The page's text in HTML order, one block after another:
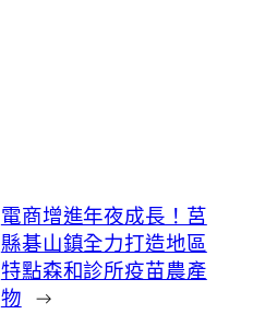
電商增進年夜成長！莒
縣碁山鎮全力打造地區
特點森和診所疫苗農產
物 →